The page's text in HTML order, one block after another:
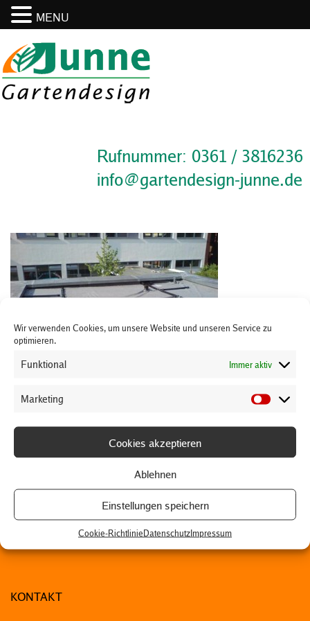
Wir verwenden Cookies, um unsere Website und unseren Service zu
optimieren.
Funktional Immer aktiv
Marketing
Cookies akzeptieren
Ablehnen
Einstellungen speichern
Cookie-RichtlinieDatenschutzImpressum
Rufnummer: 0361 / 3816236
info@gartendesign-junne.de
KONTAKT
MENU